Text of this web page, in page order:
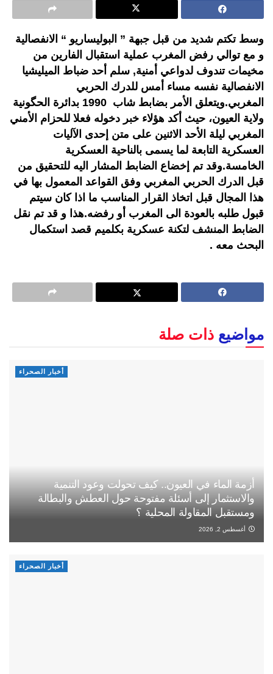
وسط تكتم شديد من قبل جبهة ” البوليساريو “ الانفصالية
و مع توالي رفض المغرب عملية استقبال الفارين من
مخيمات تندوف لدواعي أمنية, سلم أحد ضباط الميليشيا
الانفصالية نفسه مساء أمس للدرك الحربي
المغربي.ويتعلق الأمر بضابط شاب 1990 بدائرة الحگونية
ولاية العيون، حيث أكد هؤلاء خبر دخوله فعلا للحزام الأمني
المغربي ليلة الأحد الاثنين على متن إحدى الآليات
العسكرية التابعة لما يسمى بالناحية العسكرية
الخامسة.وقد تم إخضاع الضابط المشار اليه للتحقيق من
قبل الدرك الحربي المغربي وفق القواعد المعمول بها في
هذا المجال قبل اتخاذ القرار المناسب ما اذا كان سيتم
قبول طلبه بالعودة الى المغرب أو رفضه.هذا و قد تم نقل
الضابط المنشف لتكنة عسكرية بكلميم قصد استكمال
البحث معه .
مواضيع ذات صلة
أخبار الصحراء
أزمة الماء في العيون.. كيف تحولت وعود التنمية
والاستثمار إلى أسئلة مفتوحة حول العطش والبطالة
ومستقبل المقاولة المحلية ؟
أغسطس 2, 2026
أخبار الصحراء